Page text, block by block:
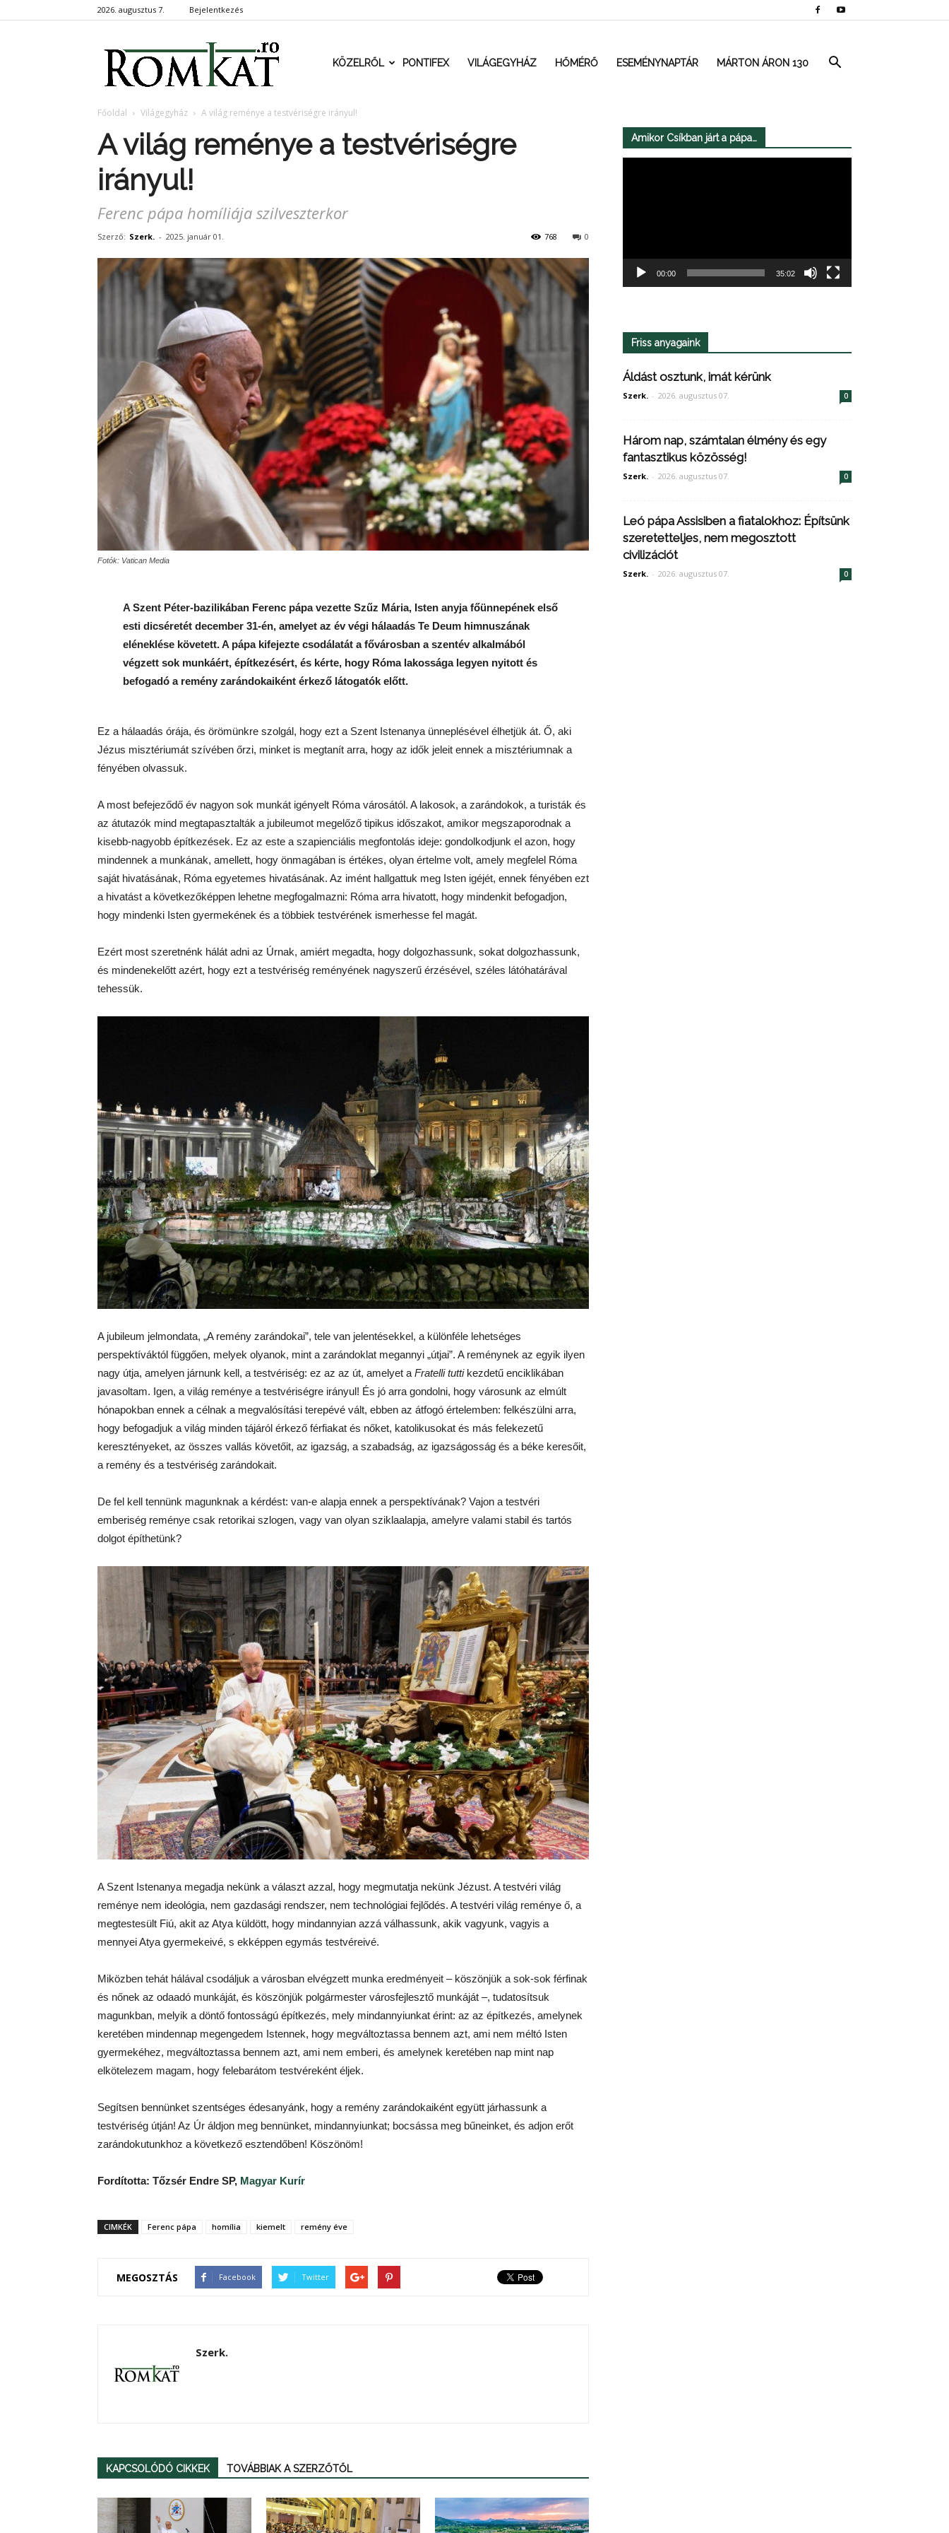
2026. augusztus 7. Bejelentkezés
RomKat.roKÖZELRŐL PONTIFEX VILÁGEGYHÁZ HŐMÉRŐ ESEMÉNYNAPTÁR MÁRTON ÁRON 130
Főoldal Világegyház A világ reménye a testvériségre irányul!
A világ reménye a testvériségre
irányul!
Ferenc pápa homíliája szilveszterkor
Szerző: Szerk. - 2025. január 01. 0
768
Fotók: Vatican Media
A Szent Péter-bazilikában Ferenc pápa vezette Szűz Mária, Isten anyja főünnepének első
esti dicséretét december 31-én, amelyet az év végi hálaadás Te Deum himnuszának
eléneklése követett. A pápa kifejezte csodálatát a fővárosban a szentév alkalmából
végzett sok munkáért, építkezésért, és kérte, hogy Róma lakossága legyen nyitott és
befogadó a remény zarándokaiként érkező látogatók előtt.
Ez a hálaadás órája, és örömünkre szolgál, hogy ezt a Szent Istenanya ünneplésével élhetjük át. Ő, aki
Jézus misztériumát szívében őrzi, minket is megtanít arra, hogy az idők jeleit ennek a misztériumnak a
fényében olvassuk.
A most befejeződő év nagyon sok munkát igényelt Róma városától. A lakosok, a zarándokok, a turisták és
az átutazók mind megtapasztalták a jubileumot megelőző tipikus időszakot, amikor megszaporodnak a
kisebb-nagyobb építkezések. Ez az este a szapienciális megfontolás ideje: gondolkodjunk el azon, hogy
mindennek a munkának, amellett, hogy önmagában is értékes, olyan értelme volt, amely megfelel Róma
saját hivatásának, Róma egyetemes hivatásának. Az imént hallgattuk meg Isten igéjét, ennek fényében ezt
a hivatást a következőképpen lehetne megfogalmazni: Róma arra hivatott, hogy mindenkit befogadjon,
hogy mindenki Isten gyermekének és a többiek testvérének ismerhesse fel magát.
Ezért most szeretnénk hálát adni az Úrnak, amiért megadta, hogy dolgozhassunk, sokat dolgozhassunk,
és mindenekelőtt azért, hogy ezt a testvériség reményének nagyszerű érzésével, széles látóhatárával
tehessük.
A jubileum jelmondata, „A remény zarándokai”, tele van jelentésekkel, a különféle lehetséges
perspektíváktól függően, melyek olyanok, mint a zarándoklat megannyi „útjai”. A reménynek az egyik ilyen
nagy útja, amelyen járnunk kell, a testvériség: ez az az út, amelyet a Fratelli tuttikezdetű enciklikában
javasoltam. Igen, a világ reménye a testvériségre irányul! És jó arra gondolni, hogy városunk az elmúlt
hónapokban ennek a célnak a megvalósítási terepévé vált, ebben az átfogó értelemben: felkészülni arra,
hogy befogadjuk a világ minden tájáról érkező férfiakat és nőket, katolikusokat és más felekezetű
keresztényeket, az összes vallás követőit, az igazság, a szabadság, az igazságosság és a béke keresőit,
a remény és a testvériség zarándokait.
De fel kell tennünk magunknak a kérdést: van-e alapja ennek a perspektívának? Vajon a testvéri
emberiség reménye csak retorikai szlogen, vagy van olyan sziklaalapja, amelyre valami stabil és tartós
dolgot építhetünk?
A Szent Istenanya megadja nekünk a választ azzal, hogy megmutatja nekünk Jézust. A testvéri világ
reménye nem ideológia, nem gazdasági rendszer, nem technológiai fejlődés. A testvéri világ reménye ő, a
megtestesült Fiú, akit az Atya küldött, hogy mindannyian azzá válhassunk, akik vagyunk, vagyis a
mennyei Atya gyermekeivé, s ekképpen egymás testvéreivé.
Miközben tehát hálával csodáljuk a városban elvégzett munka eredményeit – köszönjük a sok-sok férfinak
és nőnek az odaadó munkáját, és köszönjük polgármester városfejlesztő munkáját –, tudatosítsuk
magunkban, melyik a döntő fontosságú építkezés, mely mindannyiunkat érint: az az építkezés, amelynek
keretében mindennap megengedem Istennek, hogy megváltoztassa bennem azt, ami nem méltó Isten
gyermekéhez, megváltoztassa bennem azt, ami nem emberi, és amelynek keretében nap mint nap
elkötelezem magam, hogy felebarátom testvéreként éljek.
Segítsen bennünket szentséges édesanyánk, hogy a remény zarándokaiként együtt járhassunk a
testvériség útján! Az Úr áldjon meg bennünket, mindannyiunkat; bocsássa meg bűneinket, és adjon erőt
zarándokutunkhoz a következő esztendőben! Köszönöm!
Fordította: Tőzsér Endre SP, Magyar Kurír
CIMKÉK Ferenc pápa homília kiemelt remény éve
MEGOSZTÁS Facebook Twitter
Szerk.
KAPCSOLÓDÓ CIKKEK TOVÁBBIAK A SZERZŐTŐL
Amikor Csíkban járt a pápa…
00:00 35:02
Friss anyagaink
Áldást osztunk, imát kérünk
Szerk. - 2026. augusztus 07. 0
Három nap, számtalan élmény és egy
fantasztikus közösség!
Szerk. - 2026. augusztus 07. 0
Leó pápa Assisiben a fiatalokhoz: Építsünk
szeretetteljes, nem megosztott
civilizációt
Szerk. - 2026. augusztus 07. 0